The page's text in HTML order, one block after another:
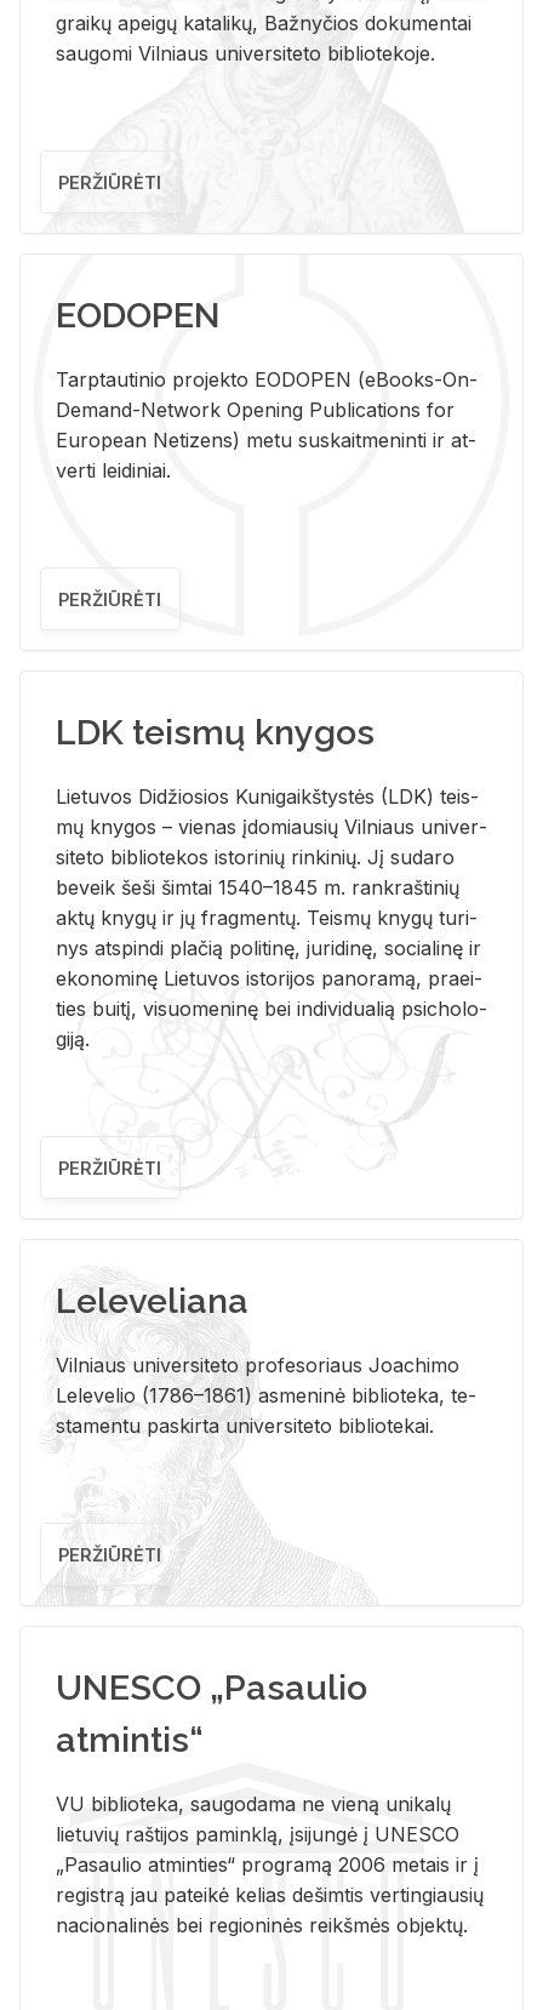
graikų apeigų katalikų, Bažnyčios dokumentai
saugomi Vilniaus universiteto bibliotekoje.
PERŽIŪRĖTI
EODOPEN
Tarp­tau­ti­nio pro­jek­to EO­DO­PEN (eBo­oks-On-
De­mand-Ne­twork Ope­ning Pub­li­ca­tions for
Eu­ro­pe­an Ne­ti­zens) metu su­skait­me­nin­ti ir at­
ver­ti lei­di­niai.
PERŽIŪRĖTI
LDK teismų knygos
Lie­tu­vos Di­džio­sios Ku­ni­gaikš­tys­tės (LDK) teis­
mų kny­gos – vie­nas įdo­miau­sių Vil­niaus uni­ver­
si­te­to bi­b­lio­te­kos is­to­ri­nių rin­ki­nių. Jį su­da­ro
be­veik šeši šim­tai 1540–1845 m. rank­raš­ti­nių
aktų kny­gų ir jų frag­men­tų. Teis­mų kny­gų tu­ri­
nys at­spin­di pla­čią po­li­ti­nę, ju­ri­di­nę, so­cia­li­nę ir
eko­no­mi­nę Lie­tu­vos is­to­ri­jos pa­no­ra­mą, pra­ei­
ties bui­tį, vi­suo­me­ni­nę bei in­di­vi­dua­lią psi­cho­lo­
gi­ją.
PERŽIŪRĖTI
Leleveliana
Vil­niaus uni­ver­si­te­to pro­fe­so­riaus Jo­a­chi­mo
Le­le­ve­lio (1786–1861) as­me­ni­nė bi­b­lio­te­ka, te­
sta­men­tu pa­skir­ta uni­ver­si­te­to bi­b­lio­te­kai.
PERŽIŪRĖTI
UNESCO „Pasaulio
atmintis“
VU biblioteka, saugodama ne vieną unikalų
lietuvių raštijos paminklą, įsijungė į UNESCO
„Pasaulio atminties“ programą 2006 metais ir į
registrą jau pateikė kelias dešimtis vertingiausių
nacionalinės bei regioninės reikšmės objektų.